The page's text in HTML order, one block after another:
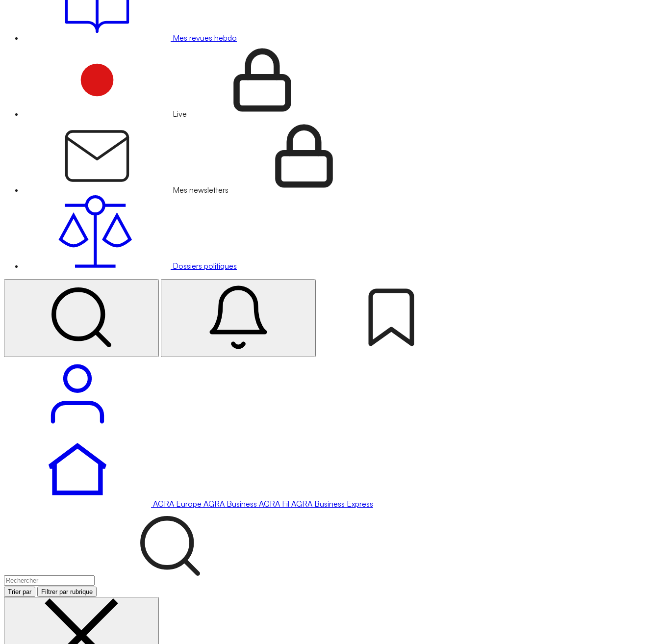
Mes revues hebdo
Live
Mes newsletters
Dossiers politiques
AGRA Europe AGRA Business AGRA Fil AGRA Business Express
Trier par Filtrer par rubrique